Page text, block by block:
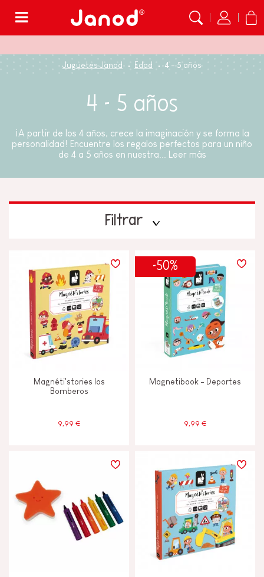
Juguetes Janod Edad 4 - 5 años
4 - 5 años
¡A partir de los 4 años, crece la imaginación y se forma la
personalidad! Encuentre los regalos perfectos para un niño
de 4 a 5 años en nuestra...
Leer más
Filtrar
TIPOS DE APRENDIZAJE
Andar, correr y moverse
Construir y diseñar
Descubrir y experimentar
Leer, escribir y contar
Manipular y manejar
Magnéti'stories los
Bomberos
9,99 €
-50%
Magnetibook - Deportes
9,99 €